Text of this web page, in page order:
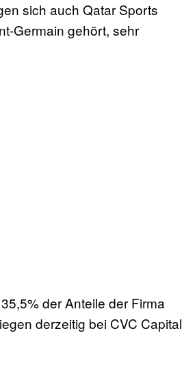
sich auch Qatar Sports
Germain gehört, sehr
der Anteile der Firma
derzeitig bei CVC Capital